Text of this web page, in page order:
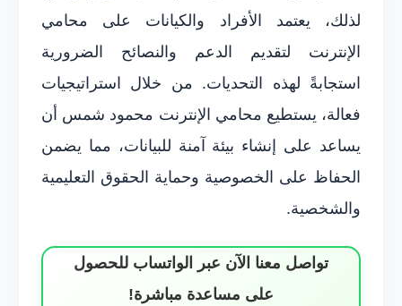
لذلك، يعتمد الأفراد والكيانات على محامي
الإنترنت لتقديم الدعم والنصائح الضرورية
استجابةً لهذه التحديات. من خلال استراتيجيات
فعالة، يستطيع محامي الإنترنت محمود شمس أن
يساعد على إنشاء بيئة آمنة للبيانات، مما يضمن
الحفاظ على الخصوصية وحماية الحقوق التعليمية
والشخصية.
تواصل معنا الآن عبر الواتساب للحصول
على مساعدة مباشرة!